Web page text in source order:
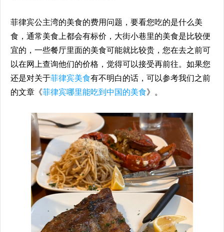
菲律宾公主湾的美食的费用问题，要看您吃的是什么美
食，通常美食上都会有标价，大街小巷里的美食是比较便
宜的，一些餐厅里面的美食可能就比较贵，您在去之前可
以在网上查询他们的价格，觉得可以接受再前往。如果您
还是对关于菲律宾美食有不明白的话，可以参考我们之前
的文章《菲律宾哪里能吃到中国的美食》。